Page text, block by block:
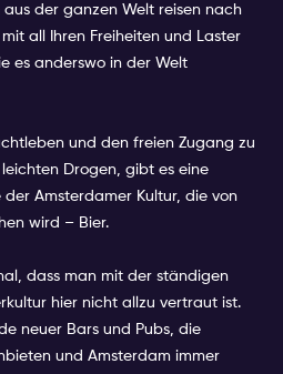
der ganzen Welt reisen nach
all Ihren Freiheiten und Laster
es anderswo in der Welt
und den freien Zugang zu
Drogen, gibt es eine
Amsterdamer Kultur, die von
wird – Bier.
dass man mit der ständigen
hier nicht allzu vertraut ist.
neuer Bars und Pubs, die
und Amsterdam immer